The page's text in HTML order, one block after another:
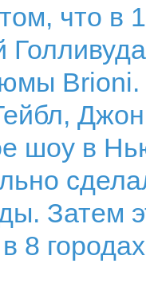
что в
шоу в
Затем
8